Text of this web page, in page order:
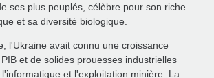
ses plus peuplés, célèbre pour son riche
et sa diversité biologique.
l'Ukraine avait connu une croissance
et de solides prouesses industrielles
et l'exploitation minière. La